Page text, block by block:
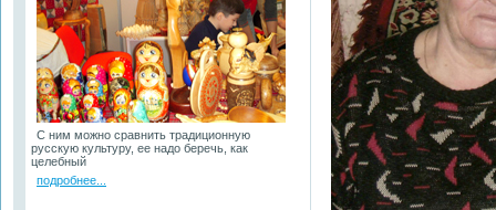
С ним можно сравнить традиционную
русскую культуру, ее надо беречь, как
целебный
подробнее...